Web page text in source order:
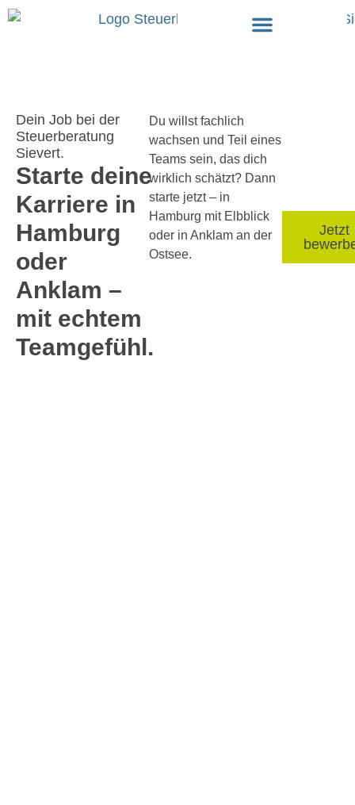
Dein Job bei der
Steuerberatung
Sievert.
Starte deine
Karriere in
Hamburg
oder
Anklam –
mit echtem
Teamgefühl.
Du willst fachlich
wachsen und Teil eines
Teams sein, das dich
wirklich schätzt? Dann
starte jetzt – in
Hamburg mit Elbblick
oder in Anklam an der
Ostsee.
Jetzt